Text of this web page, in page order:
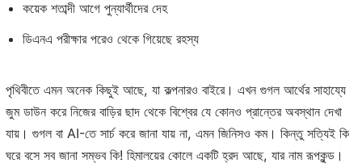
কয়েক শতাব্দী আগে পুন্যার্থীদের দেহ
ডিএনএ পরীক্ষার পরেও থেকে গিয়েছে রহস্য
পৃথিবীতে এমন অনেক কিছুই আছে, যা কল্পনারও বাইরে। এখন গুগল আর্থের সাহায্যে
জুম ডাউন করে নিজের বাড়ির ছাদ থেকে বিশ্বের যে কোনও প্রান্তের অবস্থান দেখা
যায়। গুগল বা AI-তে সার্চ করে জানা যায় না, এমন জিনিসও কম। কিন্তু সত্যিই কি
ঘরে বসে সব জানা সম্ভব কি! হিমালয়ের কোলে একটি হ্রদ আছে, যার নাম রূপকুন্ড।